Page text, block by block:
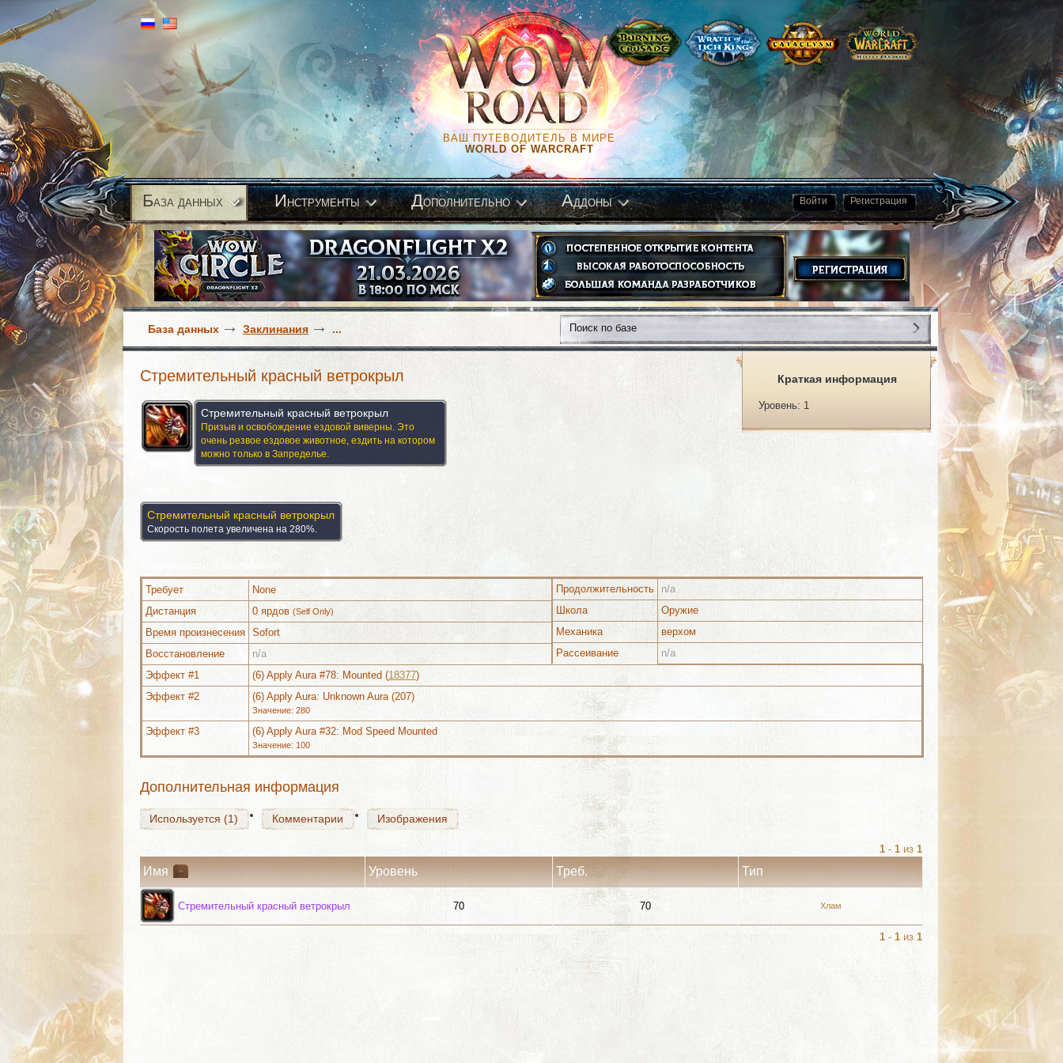
ВАШ ПУТЕВОДИТЕЛЬ В МИРЕ
WORLD OF WARCRAFT
Войти Регистрация
База данных Инструменты Дополнительно Аддоны
База данных Заклинания ...
Краткая информация
Уровень: 1
Стремительный красный ветрокрыл
Стремительный красный ветрокрыл
Призыв и освобождение ездовой виверны. Это
очень резвое ездовое животное, ездить на котором
можно только в Запределье.
Стремительный красный ветрокрыл
Скорость полета увеличена на 280%.
Продолжительность
n/a
Школа
Оружие
Механика
верхом
Рассеивание
n/a
Требует
None
Дистанция
0 ярдов (Self Only)
Время произнесения Sofort
Восстановление
n/a
Эффект #1
(6) Apply Aura #78: Mounted (18377)
Эффект #2
(6) Apply Aura: Unknown Aura (207)
Значение: 280
Эффект #3 (6) Apply Aura #32: Mod Speed Mounted
Значение: 100
Дополнительная информация
Используется (1) Комментарии Изображения
Используется (1) Комментарии Изображения
Используется (1) Комментарии Изображения
1 - 1 из 1
Имя Уровень Треб. Тип
Стремительный красный ветрокрыл 70 70 Хлам
1 - 1 из 1